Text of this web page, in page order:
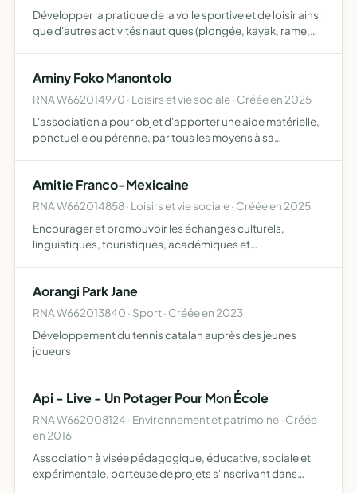
Développer la pratique de la voile sportive et de loisir ainsi
que d'autres activités nautiques (plongée, kayak, rame,
Aminy Foko Manontolo
RNA W662014970 · Loisirs et vie sociale · Créée en 2025
L'association a pour objet d'apporter une aide matérielle,
ponctuelle ou pérenne, par tous les moyens à sa
a…
Amitie Franco-Mexicaine
RNA W662014858 · Loisirs et vie sociale · Créée en 2025
Encourager et promouvoir les échanges culturels,
linguistiques, touristiques, académiques et
Aorangi Park Jane
RNA W662013840 · Sport · Créée en 2023
Développement du tennis catalan auprès des jeunes
joueurs
Api - Live - Un Potager Pour Mon École
RNA W662008124 · Environnement et patrimoine · Créée
en 2016
Association à visée pédagogique, éducative, sociale et
expérimentale, porteuse de projets s'inscrivant dans